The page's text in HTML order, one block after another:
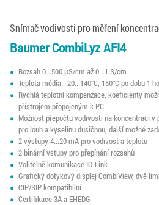
Snímač vodivosti pro měření
Baumer CombiLyz AFI4
Rozsah 0...500 μS/cm až 0...1 S/cm
Teplota média: -20...140°C, 150°C po dobu 1
Rychlá teplotní kompenzace, koeficienty
přístrojem přopojeným k PC
Možnost přepočtu vodivosti na koncentraci
pro louh a kyselinu dusičnou, další možné
2 výstupy 4...20 mA pro vodivost a teplotu
2 binární vstupy pro přepínání rozsahů
Volitelně komunikace IO-Link
Grafický dotykový displej CombiView, dvě
CIP/SIP kompatibilní
Certifikace 3A a EHEDG